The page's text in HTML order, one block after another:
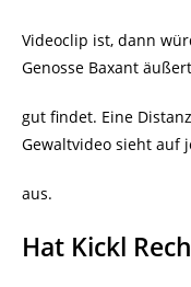
Videoclip ist, dann
Genosse Baxant
gut findet. Eine
Gewaltvideo sieht auf
aus.
Hat Kickl